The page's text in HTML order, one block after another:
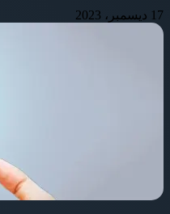
17 ديسمبر، 2023